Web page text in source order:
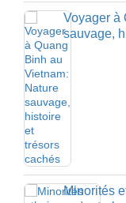
Voyager à
sauvage,
Minorités